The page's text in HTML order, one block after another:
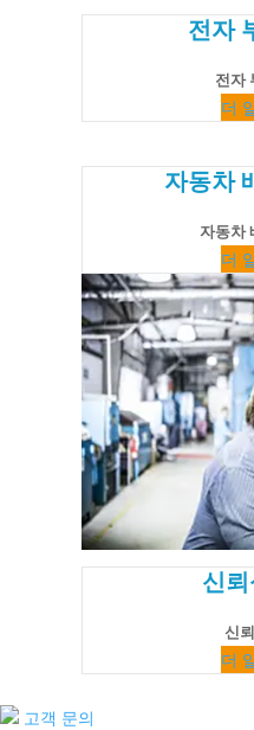
전자
전자
더
자동차
자동차
더
신
신
더
고객 문의